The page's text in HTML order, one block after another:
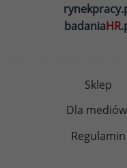
badaniaHR
Sklep
Dla mediów
Regulamin